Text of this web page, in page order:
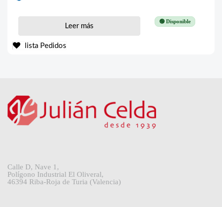
🟢 Disponible
Leer más
lista Pedidos
Calle D, Nave 1,
Polígono Industrial El Oliveral,
46394 Riba-Roja de Turia (Valencia)